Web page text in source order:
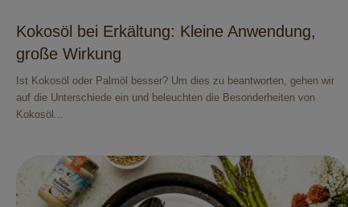
Kokosöl bei Erkältung: Kleine Anwendung,
große Wirkung
Ist Kokosöl oder Palmöl besser? Um dies zu beantworten, gehen wir
auf die Unterschiede ein und beleuchten die Besonderheiten von
Kokosöl...